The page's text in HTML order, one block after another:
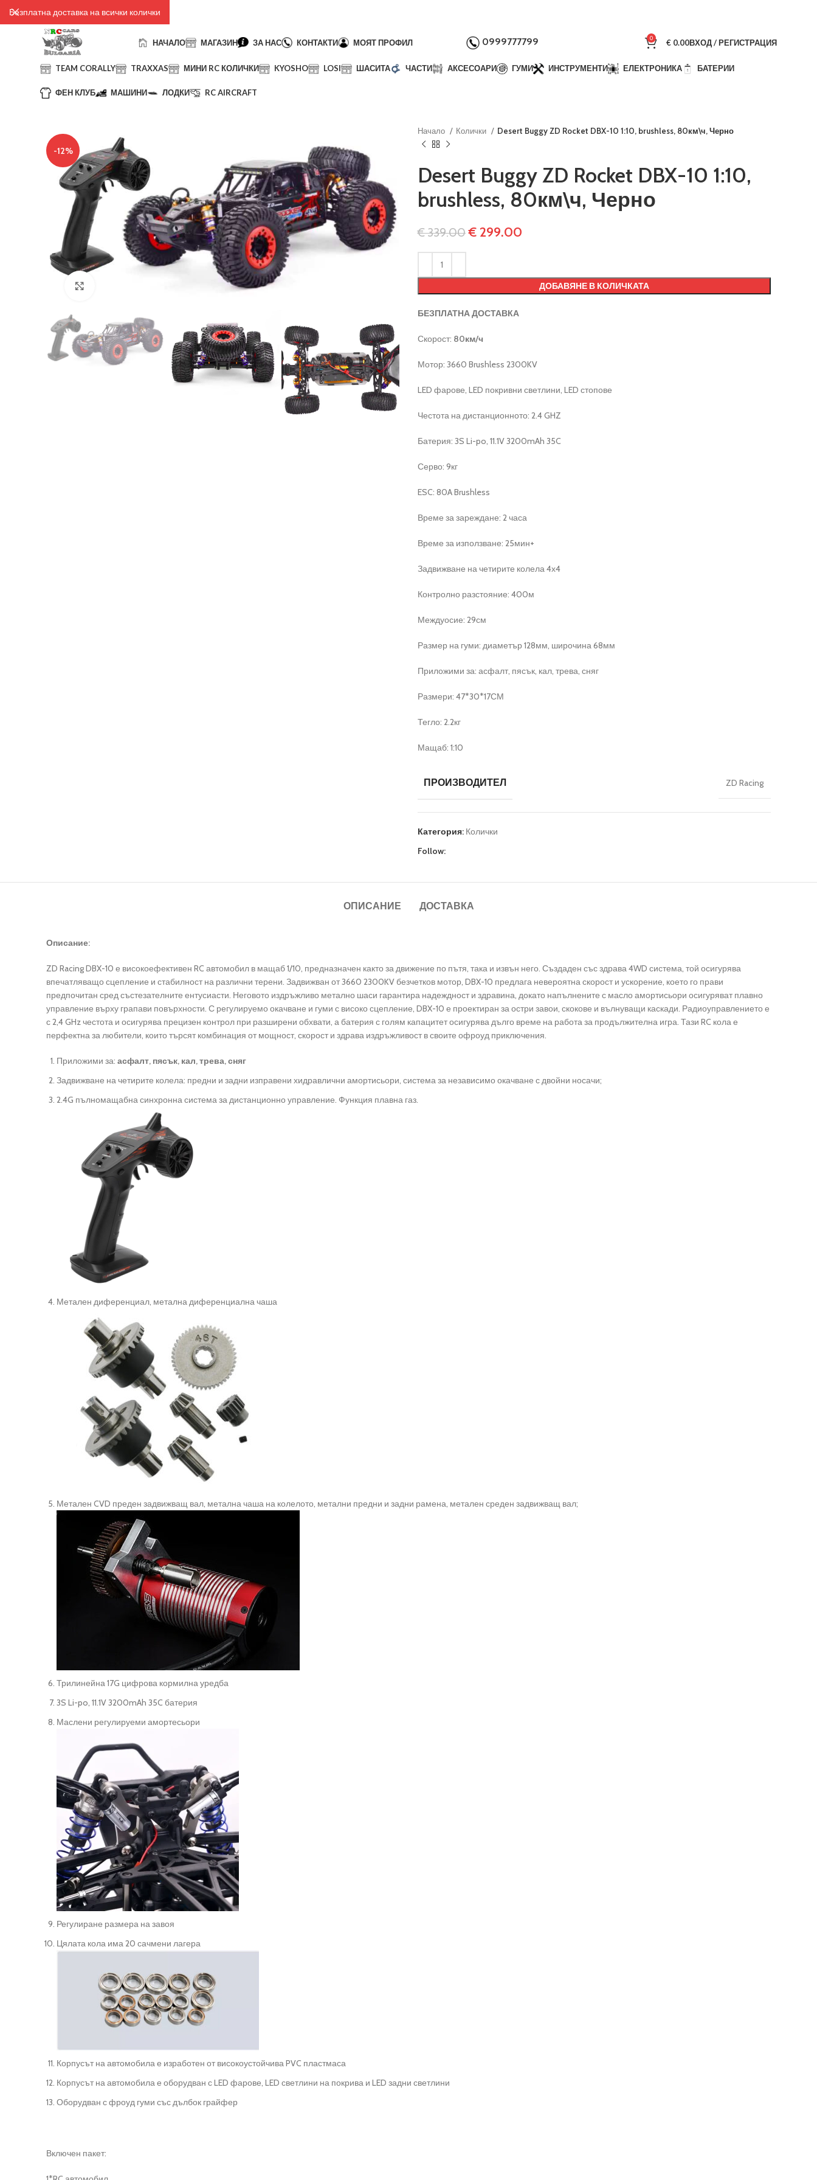
НАЧАЛО МАГАЗИН ЗА НАС КОНТАКТИ МОЯТ ПРОФИЛ 0999777799 0 € 0.00ВХОД / РЕГИСТРАЦИЯ
TEAM CORALLY TRAXXAS МИНИ RC КОЛИЧКИ KYOSHO LOSI ШАСИТА ЧАСТИ АКСЕСОАРИ ГУМИ ИНСТРУМЕНТИ ЕЛЕКТРОНИКА БАТЕРИИ
ФЕН КЛУБ МАШИНИ ЛОДКИ RC AIRCRAFT
-12%
Начало Колички Desert Buggy ZD Rocket DBX-10 1:10, brushless, 80км\ч, Черно
Desert Buggy ZD Rocket DBX-10 1:10,
brushless, 80км\ч, Черно
€339.00 € 299.00
ДОБАВЯНЕ В КОЛИЧКАТА
БЕЗПЛАТНА ДОСТАВКА
Скорост: 80км/ч
Мотор: 3660 Brushless 2300KV
LED фарове, LED покривни светлини, LED стопове
Честота на дистанционното: 2.4 GHZ
Батерия: 3S Li-po, 11.1V 3200mAh 35C
Серво: 9кг
ESC: 80A Brushless
Време за зареждане: 2 часа
Време за използване: 25мин+
Задвижване на четирите колела 4х4
Контролно разстояние: 400м
Междуосие: 29см
Размер на гуми: диаметър 128мм, широчина 68мм
Приложими за: асфалт, пясък, кал, трева, сняг
Размери: 47*30*17СМ
Тегло: 2.2кг
Мащаб: 1:10
ПРОИЗВОДИТЕЛ ZD Racing
Категория: Колички
Follow:
ОПИСАНИЕ ДОСТАВКА
Описание:
ZD Racing DBX-10 е високоефективен RC автомобил в мащаб 1/10, предназначен както за движение по пътя, така и извън него. Създаден със здрава 4WD система, той осигурява
впечатляващо сцепление и стабилност на различни терени. Задвижван от 3660 2300KV безчетков мотор, DBX-10 предлага невероятна скорост и ускорение, което го прави
предпочитан сред състезателните ентусиасти. Неговото издръжливо метално шаси гарантира надеждност и здравина, докато напълнените с масло амортисьори осигуряват плавно
управление върху грапави повърхности. С регулируемо окачване и гуми с високо сцепление, DBX-10 е проектиран за остри завои, скокове и вълнуващи каскади. Радиоуправлението е
с 2,4 GHz честота и осигурява прецизен контрол при разширени обхвати, а батерия с голям капацитет осигурява дълго време на работа за продължителна игра. Тази RC кола е
перфектна за любители, които търсят комбинация от мощност, скорост и здрава издръжливост в своите офроуд приключения.
Приложими за: асфалт, пясък, кал, трева, сняг
Задвижване на четирите колела: предни и задни изправени хидравлични амортисьори, система за независимо окачване с двойни носачи;
2.4G пълномащабна синхронна система за дистанционно управление. Функция плавна газ.
Метален диференциал, метална диференциална чаша
Метален CVD преден задвижващ вал, метална чаша на колелото, метални предни и задни рамена, метален среден задвижващ вал;
Трилинейна 17G цифрова кормилна уредба
3S Li-po, 11.1V 3200mAh 35C батерия
Маслени регулируеми амортесьори
Регулиране размера на завоя
Цялата кола има 20 сачмени лагера
Корпусът на автомобила е изработен от високоустойчива PVC пластмаса
Корпусът на автомобила е оборудван с LED фарове, LED светлини на покрива и LED задни светлини
Оборудван с фроуд гуми със дълбок грайфер
Включен пакет:
Безплатна доставка на всички колички